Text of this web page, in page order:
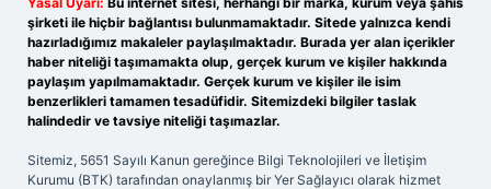
şirketi ile hiçbir bağlantısı bulunmamaktadır. Sitede yalnızca kendi
hazırladığımız makaleler paylaşılmaktadır. Burada yer alan içerikler
haber niteliği taşımamakta olup, gerçek kurum ve kişiler hakkında
paylaşım yapılmamaktadır. Gerçek kurum ve kişiler ile isim
benzerlikleri tamamen tesadüfidir. Sitemizdeki bilgiler taslak
halindedir ve tavsiye niteliği taşımazlar.
Sitemiz, 5651 Sayılı Kanun gereğince Bilgi Teknolojileri ve İletişim
Kurumu (BTK) tarafından onaylanmış bir Yer Sağlayıcı olarak hizmet